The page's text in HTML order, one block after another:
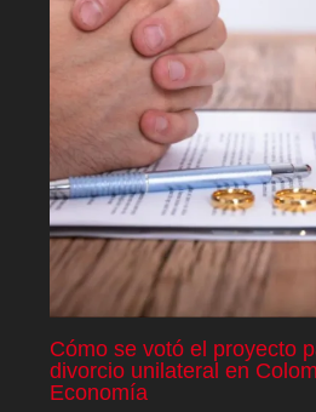
Cómo se votó el proyecto
divorcio unilateral en
Economía